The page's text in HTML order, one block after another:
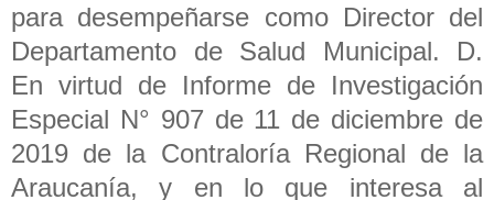
para desempeñarse como Director del
Departamento de Salud Municipal. D.
En virtud de Informe de Investigación
Especial N° 907 de 11 de diciembre de
2019 de la Contraloría Regional de la
Araucanía, y en lo que interesa al